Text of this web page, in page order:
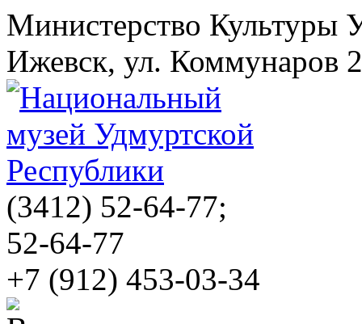
Министерство Культуры
Ижевск, ул. Коммунаров
(3412) 52-64-77;
52-64-77
+7 (912) 453-03-34